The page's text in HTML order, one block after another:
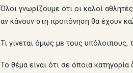
Όλοι γνωρίζουμε ότι οι καλοί
αν κάνουν στη προπόνηση θα έχουν
Τι γίνεται όμως με τους υπόλοιπους,
Το θέμα είναι ότι σε όποια